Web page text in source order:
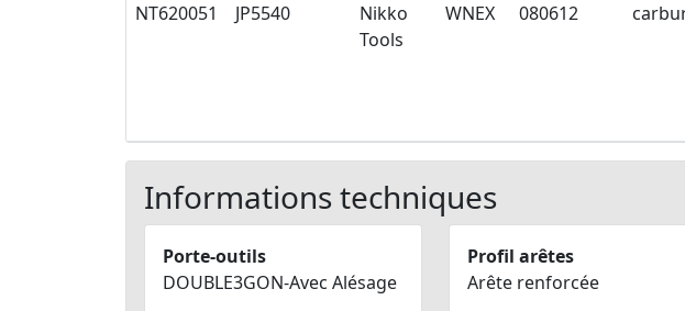
NT620051
JP5540
Nikko
Tools
WNEX 080612
Informations techniques
Porte-outils
DOUBLE3GON-Avec Alésage
Profil arêtes
Arête renforcée